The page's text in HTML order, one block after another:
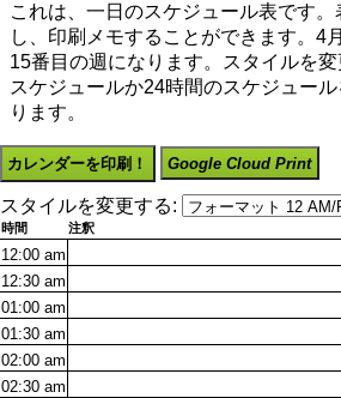
これは、一日のスケジュール表です
し、印刷メモすることができます。4
15番目の週になります。スタイルを
スケジュールか24時間のスケジュー
ります。
カレンダーを印刷！ Google Cloud Print
スタイルを変更する:
時間 注釈
12:00 am
12:30 am
01:00 am
01:30 am
02:00 am
02:30 am